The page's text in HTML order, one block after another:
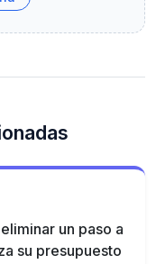
un paso a
su presupuesto